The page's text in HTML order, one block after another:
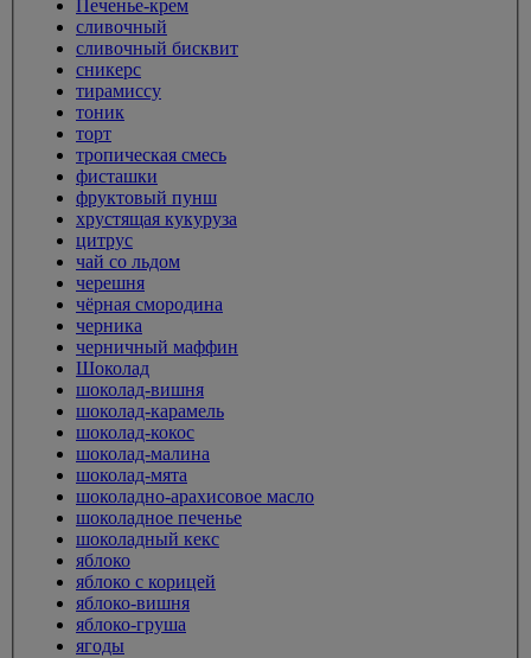
Печенье-крем
сливочный
сливочный бисквит
сникерс
тирамиссу
тоник
торт
тропическая смесь
фисташки
фруктовый пунш
хрустящая кукуруза
цитрус
чай со льдом
черешня
чёрная смородина
черника
черничный маффин
Шоколад
шоколад-вишня
шоколад-карамель
шоколад-кокос
шоколад-малина
шоколад-мята
шоколадно-арахисовое масло
шоколадное печенье
шоколадный кекс
яблоко
яблоко с корицей
яблоко-вишня
яблоко-груша
ягоды